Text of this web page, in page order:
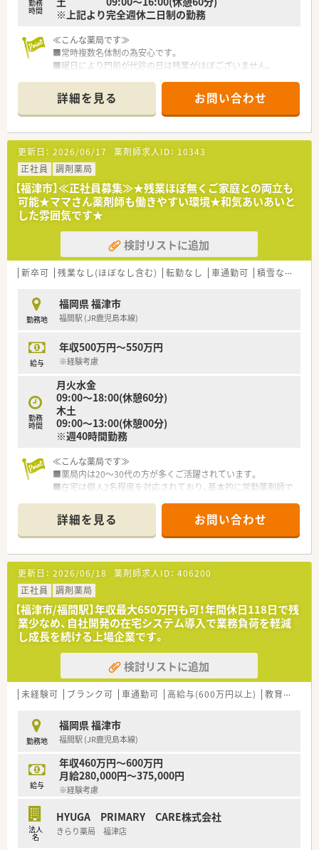
■家族経営ならではの温かみがあり、以前は海外旅行や陶芸など
の社内イベントも盛んに行われていた親睦を大切にする企業文
勤務
時間
※上記より完全週休二日制の勤務
≪こんな薬局です≫
■常時複数名体制の為安心です。
■曜日により門前が代診の日は残業がほぼございません。
は無いです。
≪こんな会社です≫
■福岡の中心街に8店舗展開している調剤・ドラッグ併設型の会
社です。【2022年6月時点】
■調剤+OTC併設店が多い為、幅広い経験を積むことができま
す。
■これまでの調剤スキルや経験よりも、コミュニケーション能力
を重視して採用しています。そのため、調剤未経験者も歓迎で
す。
■社内で最も重要に考えていることは、チームワークとコミュニ
ケーションです。患者様の期待を少しでも上回るように社員一
同努力されており、やりがいを持って仕事に望めます。
■本人が望まない限りは他店舗への移動はありません。
詳細を見る お問い合わせ
更新日： 2026/06/17 薬剤師求人ID： 10343
正社員
調剤薬局
【福津市】≪正社員募集≫★残業ほぼ無くご家庭との両立も
可能★ママさん薬剤師も働きやすい環境★和気あいあいと
した雰囲気です★
検討リストに追加
新卒可 残業なし(ほぼなし含む) 転勤なし 車通勤可 積雪なし
勤務地
福岡県 福津市
福間駅 (JR鹿児島本線)
給与
年収500万円～550万円
※経験考慮
勤務
時間
月火水金
09:00～18:00(休憩60分)
木土
09:00～13:00(休憩00分)
※週40時間勤務
≪こんな薬局です≫
■薬局内は20～30代の方が多くご活躍されています。
■在宅は個人2名程度を対応されており、基本的に常勤薬剤師で
■お子様がいる方も多く、ママさん薬剤師にも理解のある働きや
すい風土です。
≪こんな会社です≫
■働きやすい環境づくりを最優先で心掛けておられます。
■自分のペースを大事にされており、遅くても良いので丁寧に業
務を行う方針です。
■店舗の管理薬剤師のみが男性でその他のスタッフは全員女性
です。
■福利厚生として家族の処方箋は1万円/月まで補助がございま
す。※会社規定有
■コロナ前は食事会などママさん薬剤師にも配慮した懇親会を
多く行われていました。
詳細を見る お問い合わせ
更新日： 2026/06/18 薬剤師求人ID： 406200
正社員
調剤薬局
【福津市/福間駅】年収最大650万円も可！年間休日118日で残
業少なめ、自社開発の在宅システム導入で業務負荷を軽減
し成長を続ける上場企業です。
検討リストに追加
未経験可 ブランク可 車通勤可 高給与(600万円以上) 教育制度あり
勤務地
福岡県 福津市
福間駅 (JR鹿児島本線)
給与
年収460万円～600万円
月給280,000円～375,000円
※経験考慮
法人
名
HYUGA PRIMARY CARE株式会社
きらり薬局 福津店